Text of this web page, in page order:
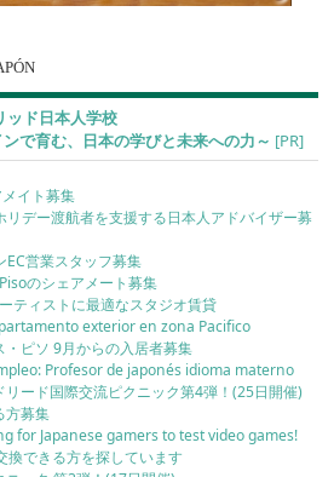
ッド日本人学校
ンで育む、日本の学びと未来への力～ [PR]
イト募集
リデー渡航者を支援する日本人アドバイザー募
EC営業スタッフ募集
のシェアメート募集
ティストに最適なスタジオ賃貸
exterior en zona Pacifico
・ピソ 9月からの入居者募集
Profesor de japonés idioma materno
リード国際交流ピクニック第4弾！(25日開催)
方募集
for Japanese gamers to test video games!
換できる方を探しています